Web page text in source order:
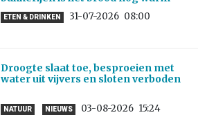
ETEN & DRINKEN 31-07-2026 08:00
Droogte slaat toe, besproeien met
water uit vijvers en sloten verboden
NATUUR NIEUWS 03-08-2026 15:24